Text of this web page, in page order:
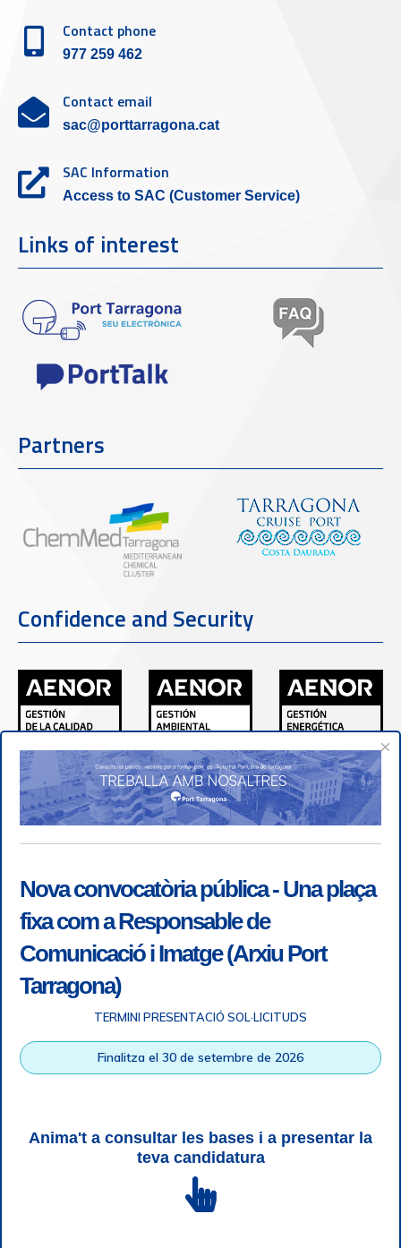
Contact phone
977 259 462
Contact email
sac@porttarragona.cat
SAC Information
Access to SAC (Customer Service)
Links of interest
Partners
Confidence and Security
Accessibility Legal note | + info RGPD |Information of
×
Nova convocatòria pública - Una plaça
fixa com a Responsable de
Comunicació i Imatge (Arxiu Port
Tarragona)
TERMINI PRESENTACIÓ SOL·LICITUDS
Finalitza el 30 de setembre de 2026
Anima't a consultar les bases i a presentar la
teva candidatura